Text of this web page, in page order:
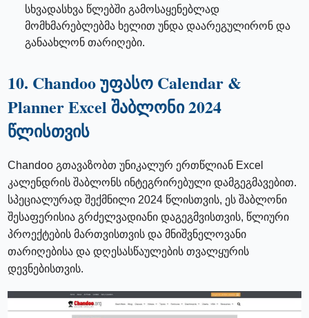
სხვადასხვა წლებში გამოსაყენებლად
მომხმარებლებმა ხელით უნდა დაარეგულირონ და
განაახლონ თარიღები.
10. Chandoo უფასო Calendar &
Planner Excel შაბლონი 2024
წლისთვის
Chandoo გთავაზობთ უნიკალურ ერთწლიან Excel
კალენდრის შაბლონს ინტეგრირებული დამგეგმავებით.
სპეციალურად შექმნილი 2024 წლისთვის, ეს შაბლონი
შესაფერისია გრძელვადიანი დაგეგმვისთვის, წლიური
პროექტების მართვისთვის და მნიშვნელოვანი
თარიღებისა და დღესასწაულების თვალყურის
დევნებისთვის.